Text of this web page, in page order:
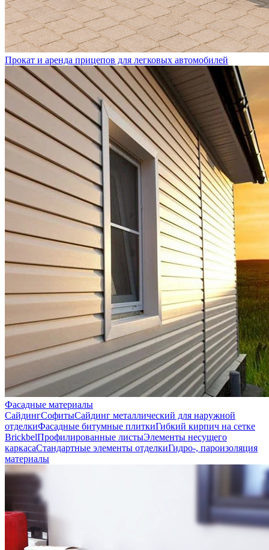
Прокат и аренда прицепов для легковых автомобилей
Фасадные материалы
СайдингСофитыСайдинг металлический для наружной
отделкиФасадные битумные плиткиГибкий кирпич на сетке
BrickbelПрофилированные листыЭлементы несущего
каркасаСтандартные элементы отделкиГидро-, пароизоляция
материалы